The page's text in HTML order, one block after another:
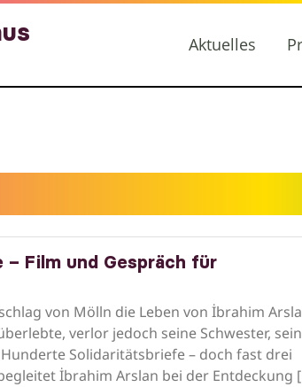
Aktuelles
– Film und Gespräch für
von Mölln die Leben von İbrahim
verlor jedoch seine Schwester,
Solidaritätsbriefe – doch fast drei
İbrahim Arslan bei der Entdeckung